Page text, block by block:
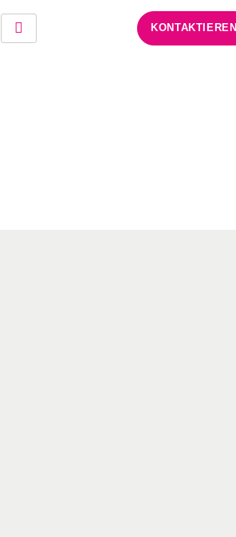
KONTAKTIEREN